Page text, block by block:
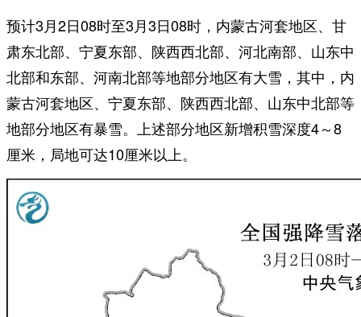
预计3月2日08时至3月3日08时，内蒙古河套地区、甘
肃东北部、宁夏东部、陕西西北部、河北南部、山东中
北部和东部、河南北部等地部分地区有大雪，其中，内
蒙古河套地区、宁夏东部、陕西西北部、山东中北部等
地部分地区有暴雪。上述部分地区新增积雪深度4～8
厘米，局地可达10厘米以上。